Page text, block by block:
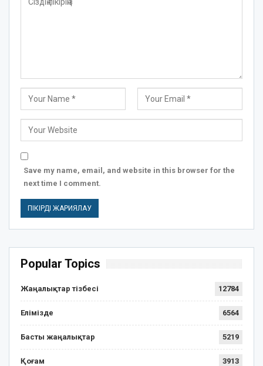
Save my name, email, and website in this browser for the
next time I comment.
Popular Topics
Жаңалықтар тізбесі 12784
Елімізде 6564
Басты жаңалықтар 5219
Қоғам 3913